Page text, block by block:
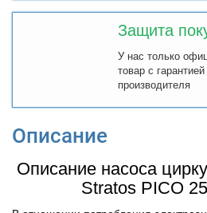
Защита
У нас только
товар с
производителя
Описание
Описание насоса
Stratos PICO